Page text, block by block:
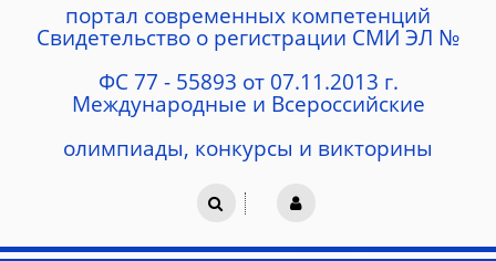
портал современных компетенций
Cвидетельство о регистрации СМИ ЭЛ №
ФС 77 - 55893 от 07.11.2013 г.
Международные и Всероссийские
олимпиады, конкурсы и викторины